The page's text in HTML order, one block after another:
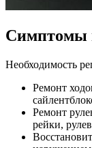
Симптомы
Необходимость
Ремонт
Ремонт
рейки,